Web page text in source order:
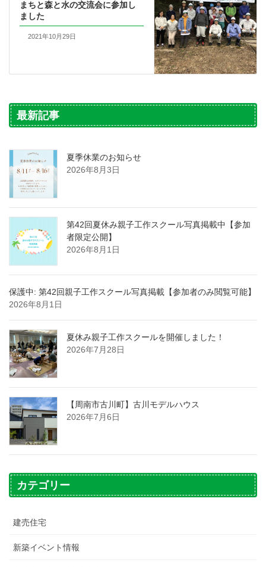
まちと森と水の交流会に参加し
ました
2021年10月29日
最新記事
夏季休業のお知らせ
2026年8月3日
第42回夏休み親子工作スクール写真掲載中【参加
者限定公開】
2026年8月1日
保護中: 第42回親子工作スクール写真掲載【参加者のみ閲覧可能】
2026年8月1日
夏休み親子工作スクールを開催しました！
2026年7月28日
【周南市古川町】古川モデルハウス
2026年7月6日
カテゴリー
建売住宅
新築イベント情報